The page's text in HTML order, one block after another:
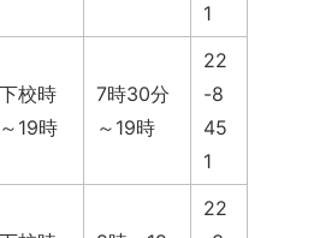
1
下校時
～19時
7時30分
～19時
22
-8
45
1
22